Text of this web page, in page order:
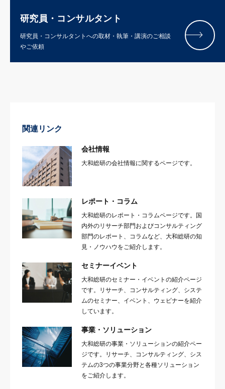
研究員・コンサルタント
研究員・コンサルタントへの取材・執筆・講演のご相談
やご依頼
関連リンク
会社情報
大和総研の会社情報に関するページです。
レポート・コラム
大和総研のレポート・コラムページです。国
内外のリサーチ部門およびコンサルティング
部門のレポート、コラムなど、大和総研の知
見・ノウハウをご紹介します。
セミナーイベント
大和総研のセミナー・イベントの紹介ページ
です。リサーチ、コンサルティング、システ
ムのセミナー、イベント、ウェビナーを紹介
しています。
事業・ソリューション
大和総研の事業・ソリューションの紹介ペー
ジです。リサーチ、コンサルティング、シス
テムの3つの事業分野と各種ソリューション
をご紹介します。